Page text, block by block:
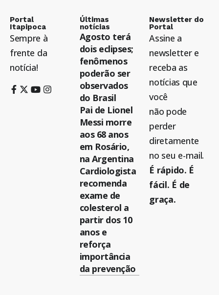
Portal
Itapipoca
Sempre à
frente da
notícia!
Últimas
notícias
Agosto terá
dois eclipses;
fenômenos
poderão ser
observados
do Brasil
Pai de Lionel
Messi morre
aos 68 anos
em Rosário,
na Argentina
Cardiologista
recomenda
exame de
colesterol a
partir dos 10
anos e
reforça
importância
da prevenção
Newsletter do
Portal
Assine a
newsletter e
receba as
notícias que
você
não pode
perder
diretamente
no seu e-mail.
É rápido. É
fácil. É de
graça.